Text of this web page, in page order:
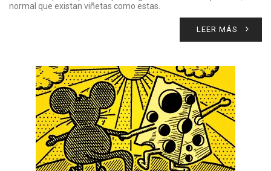
normal que existan viñetas como estas.
LEER MÁS